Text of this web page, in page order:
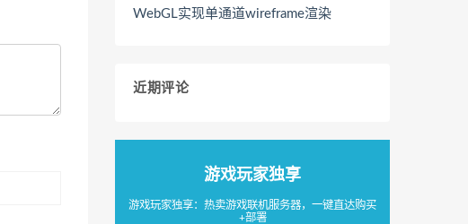
WebGL实现单通道wireframe渲染
近期评论
游戏玩家独享
游戏玩家独享：热卖游戏联机服务器，一键直达购买
+部署